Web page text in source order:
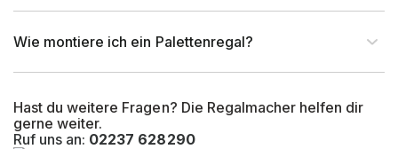
Hast du weitere Fragen? Die Regalmacher helfen dir
gerne weiter.
Ruf uns an: 02237 628290
Wie montiere ich ein Palettenregal?